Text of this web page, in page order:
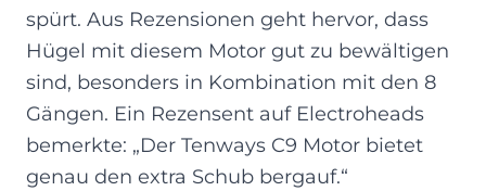
spürt. Aus Rezensionen geht hervor, dass
Hügel mit diesem Motor gut zu bewältigen
sind, besonders in Kombination mit den 8
Gängen. Ein Rezensent auf Electroheads
bemerkte: „Der Tenways C9 Motor bietet
genau den extra Schub bergauf.“